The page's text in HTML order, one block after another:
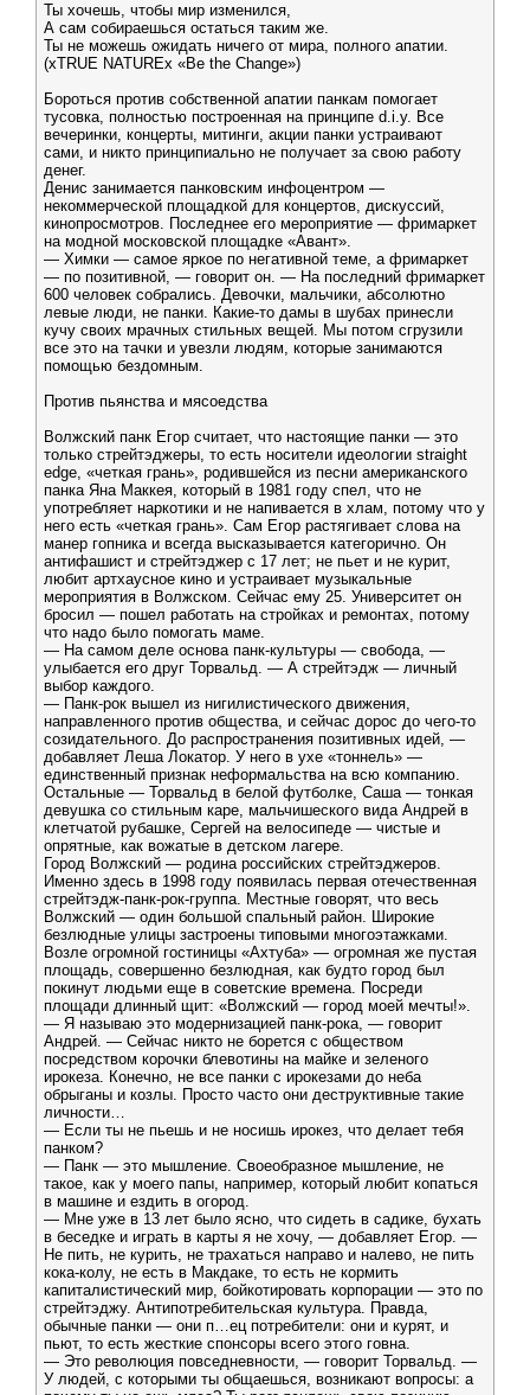
Ты хочешь, чтобы мир изменился,
А сам собираешься остаться таким же.
Ты не можешь ожидать ничего от мира, полного апатии.
(xTRUE NATUREx «Be the Change»)
Бороться против собственной апатии панкам помогает
тусовка, полностью построенная на принципе d.i.y. Все
вечеринки, концерты, митинги, акции панки устраивают
сами, и никто принципиально не получает за свою работу
денег.
Денис занимается панковским инфоцентром —
некоммерческой площадкой для концертов, дискуссий,
кинопросмотров. Последнее его мероприятие — фримаркет
на модной московской площадке «Авант».
— Химки — самое яркое по негативной теме, а фримаркет
— по позитивной, — говорит он. — На последний фримаркет
600 человек собрались. Девочки, мальчики, абсолютно
левые люди, не панки. Какие-то дамы в шубах принесли
кучу своих мрачных стильных вещей. Мы потом сгрузили
все это на тачки и увезли людям, которые занимаются
помощью бездомным.
Против пьянства и мясоедства
Волжский панк Егор считает, что настоящие панки — это
только стрейтэджеры, то есть носители идеологии straight
edge, «четкая грань», родившейся из песни американского
панка Яна Маккея, который в 1981 году спел, что не
употребляет наркотики и не напивается в хлам, потому что у
него есть «четкая грань». Сам Егор растягивает слова на
манер гопника и всегда высказывается категорично. Он
антифашист и стрейтэджер с 17 лет; не пьет и не курит,
любит артхаусное кино и устраивает музыкальные
мероприятия в Волжском. Сейчас ему 25. Университет он
бросил — пошел работать на стройках и ремонтах, потому
что надо было помогать маме.
— На самом деле основа панк-культуры — свобода, —
улыбается его друг Торвальд. — А стрейтэдж — личный
выбор каждого.
— Панк-рок вышел из нигилистического движения,
направленного против общества, и сейчас дорос до чего-то
созидательного. До распространения позитивных идей, —
добавляет Леша Локатор. У него в ухе «тоннель» —
единственный признак неформальства на всю компанию.
Остальные — Торвальд в белой футболке, Саша — тонкая
девушка со стильным каре, мальчишеского вида Андрей в
клетчатой рубашке, Сергей на велосипеде — чистые и
опрятные, как вожатые в детском лагере.
Город Волжский — родина российских стрейтэджеров.
Именно здесь в 1998 году появилась первая отечественная
стрейтэдж-панк-рок-группа. Местные говорят, что весь
Волжский — один большой спальный район. Широкие
безлюдные улицы застроены типовыми многоэтажками.
Возле огромной гостиницы «Ахтуба» — огромная же пустая
площадь, совершенно безлюдная, как будто город был
покинут людьми еще в советские времена. Посреди
площади длинный щит: «Волжский — город моей мечты!».
— Я называю это модернизацией панк-рока, — говорит
Андрей. — Сейчас никто не борется с обществом
посредством корочки блевотины на майке и зеленого
ирокеза. Конечно, не все панки с ирокезами до неба
обрыганы и козлы. Просто часто они деструктивные такие
личности…
— Если ты не пьешь и не носишь ирокез, что делает тебя
панком?
— Панк — это мышление. Своеобразное мышление, не
такое, как у моего папы, например, который любит копаться
в машине и ездить в огород.
— Мне уже в 13 лет было ясно, что сидеть в садике, бухать
в беседке и играть в карты я не хочу, — добавляет Егор. —
Не пить, не курить, не трахаться направо и налево, не пить
кока-колу, не есть в Макдаке, то есть не кормить
капиталистический мир, бойкотировать корпорации — это по
стрейтэджу. Антипотребительская культура. Правда,
обычные панки — они п…ец потребители: они и курят, и
пьют, то есть жесткие спонсоры всего этого говна.
— Это революция повседневности, — говорит Торвальд. —
У людей, с которыми ты общаешься, возникают вопросы: а